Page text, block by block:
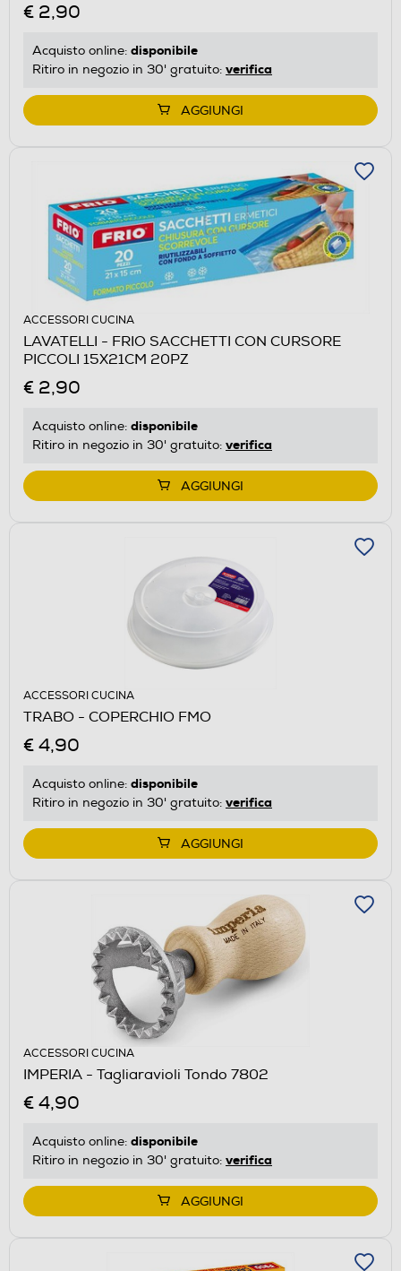
€ 2,90
Acquisto online: disponibile
Ritiro in negozio in 30' gratuito: verifica
AGGIUNGI
ACCESSORI CUCINA
LAVATELLI - FRIO SACCHETTI CON CURSORE
PICCOLI 15X21CM 20PZ
€ 2,90
Acquisto online: disponibile
Ritiro in negozio in 30' gratuito: verifica
AGGIUNGI
ACCESSORI CUCINA
TRABO - COPERCHIO FMO
€ 4,90
Acquisto online: disponibile
Ritiro in negozio in 30' gratuito: verifica
AGGIUNGI
ACCESSORI CUCINA
IMPERIA - Tagliaravioli Tondo 7802
€ 4,90
Acquisto online: disponibile
Ritiro in negozio in 30' gratuito: verifica
AGGIUNGI